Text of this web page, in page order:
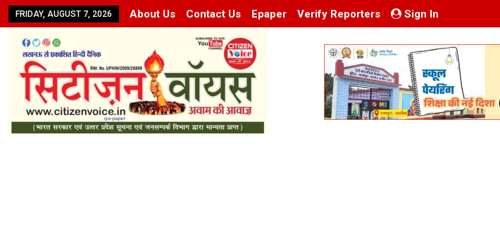
FRIDAY, AUGUST 7, 2026 About Us Contact Us Epaper Verify Reporters Sign In